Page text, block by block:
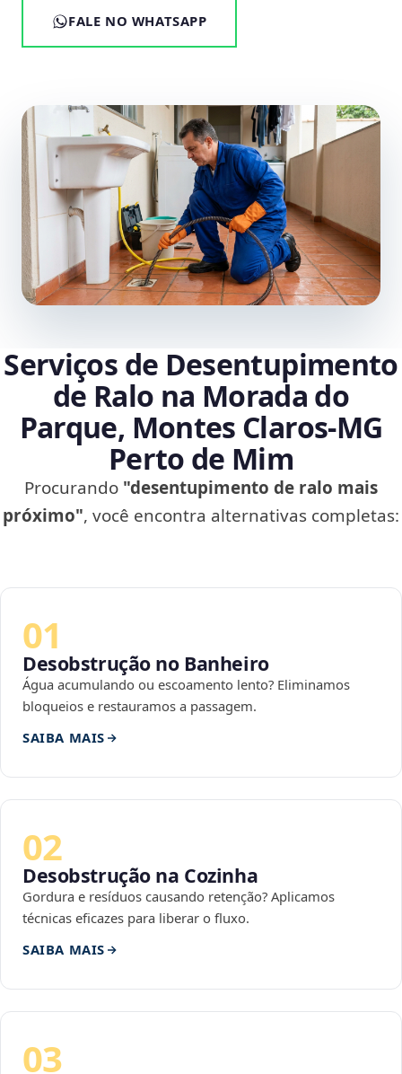
FALE NO WHATSAPP
Serviços de Desentupimento
de Ralo na Morada do
Parque, Montes Claros‑MG
Perto de Mim
Procurando "desentupimento de ralo mais
próximo", você encontra alternativas completas:
01
Desobstrução no Banheiro
Água acumulando ou escoamento lento? Eliminamos
bloqueios e restauramos a passagem.
SAIBA MAIS
02
Desobstrução na Cozinha
Gordura e resíduos causando retenção? Aplicamos
técnicas eficazes para liberar o fluxo.
SAIBA MAIS
03